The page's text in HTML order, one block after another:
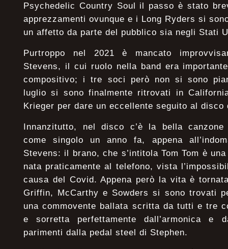
Psychedelic Country Soul il passo è stato
apprezzamenti ovunque e i Long Ryders si
un affetto da parte del pubblico sia negli Stati
Purtroppo nel 2021 è mancato
Stevens, il cui ruolo nella band era
compositivo; i tre soci però non si sono
luglio si sono finalmente ritrovati in
Krieger per dare un eccellente seguito al disco
Innanzitutto, nel disco c’è la bella
come singolo un anno fa, appena
Stevens: il brano, che s’intitola Tom Tom è
nata praticamente al telefono, vista
causa del Covid. Appena però la vita è
Griffin, McCarthy e Sowders si sono trovati
una commovente ballata scritta da tutti e tre
e sorretta perfettamente dall’armonica e
parimenti dalla pedal steel di Stephen.